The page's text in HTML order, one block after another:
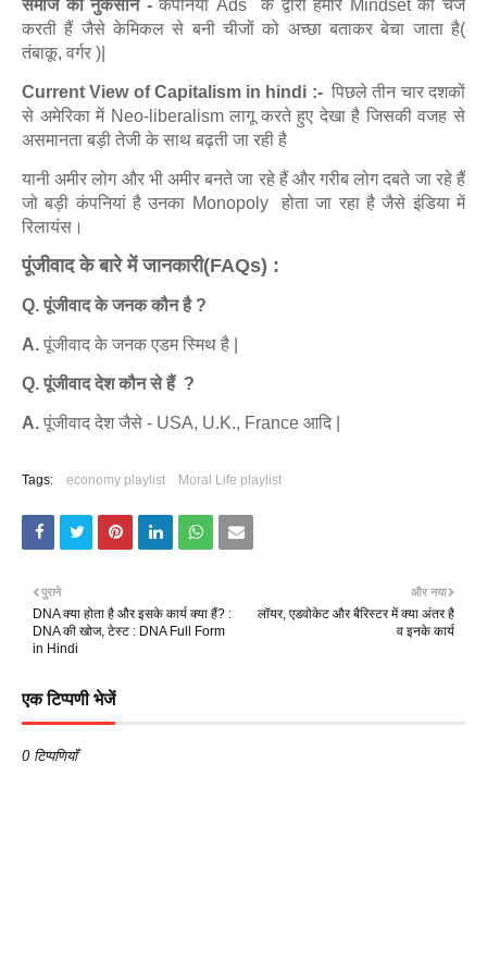
समाज को नुकसान -कंपनियां Ads के द्वारा हमारे Mindset को चेंज
करती हैं जैसे केमिकल से बनी चीजों को अच्छा बताकर बेचा जाता है(
तंबाकू, वर्गर )|
Current View of Capitalism in hindi :-पिछले तीन चार दशकों
से अमेरिका में Neo-liberalism लागू करते हुए देखा है जिसकी वजह से
असमानता बड़ी तेजी के साथ बढ़ती जा रही है
यानी अमीर लोग और भी अमीर बनते जा रहे हैं और गरीब लोग दबते जा रहे हैं
जो बड़ी कंपनियां है उनका Monopoly होता जा रहा है जैसे इंडिया में
रिलायंस।
पूंजीवाद के बारे में जानकारी(FAQs) :
Q. पूंजीवाद के जनक कौन है ?
A. पूंजीवाद के जनक एडम स्मिथ है |
Q. पूंजीवाद देश कौन से हैं ?
A. पूंजीवाद देश जैसे - USA, U.K., France आदि |
Tags: economy playlist Moral Life playlist
और नया
लॉयर, एडवोकेट और बैरिस्टर में क्या अंतर है
व इनके कार्य
पुराने
DNA क्या होता है और इसके कार्य क्या हैं? :
DNA की खोज, टेस्ट : DNA Full Form
in Hindi
एक टिप्पणी भेजें
0 टिप्पणियाँ